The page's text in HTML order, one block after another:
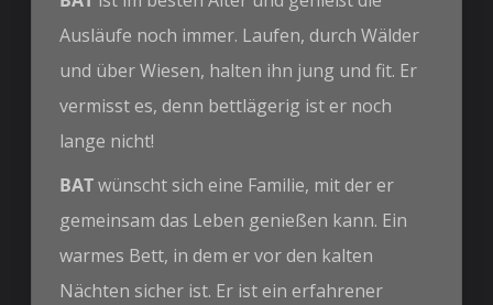
Ausläufe noch immer. Laufen, durch Wälder
und über Wiesen, halten ihn jung und fit. Er
vermisst es, denn bettlägerig ist er noch
lange nicht!
BATwünscht sich eine Familie, mit der er
gemeinsam das Leben genießen kann. Ein
warmes Bett, in dem er vor den kalten
Nächten sicher ist. Er ist ein erfahrener